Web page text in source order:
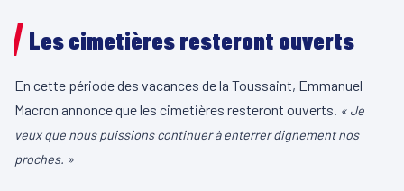
Les cimetières resteront ouverts
En cette période des vacances de la Toussaint, Emmanuel
Macron annonce que les cimetières resteront ouverts. « Je
veux que nous puissions continuer à enterrer dignement nos
proches. »